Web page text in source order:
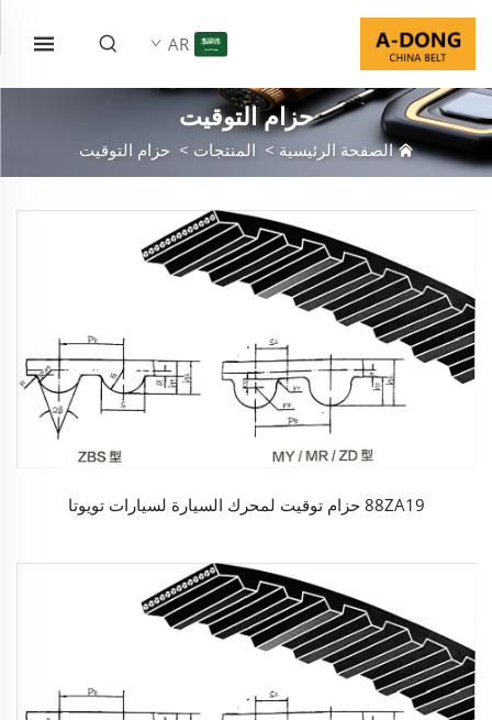
AR
حزام التوقيت
الصفحة الرئيسية > المنتجات > حزام التوقيت
88ZA19 حزام توقيت لمحرك السيارة لسيارات تويوتا